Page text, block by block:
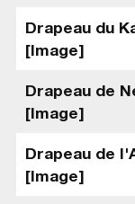
Drapeau du
[Image]
Drapeau de
[Image]
Drapeau de
[Image]